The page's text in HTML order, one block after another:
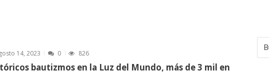
nombre para la Copa del Mundo 2026
14, 2023 0 826
bautizmos en la Luz del Mundo, más de 3 mil en